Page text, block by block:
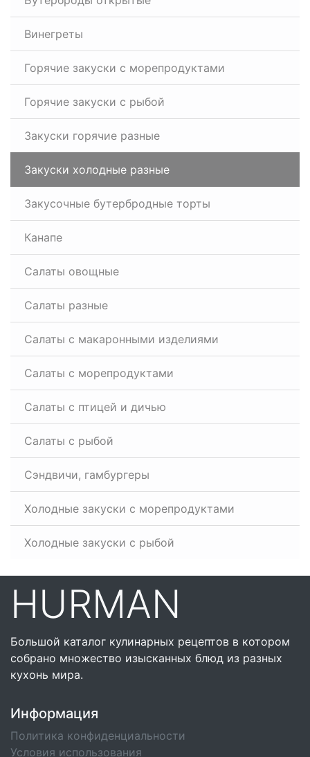
Винегреты
Горячие закуски с морепродуктами
Горячие закуски с рыбой
Закуски горячие разные
Закуски холодные разные
Закусочные бутербродные торты
Канапе
Салаты овощные
Салаты разные
Салаты с макаронными изделиями
Салаты с морепродуктами
Салаты с птицей и дичью
Салаты с рыбой
Сэндвичи, гамбургеры
Холодные закуски с морепродуктами
Холодные закуски с рыбой
HURMAN
Большой каталог кулинарных рецептов в котором
собрано множество изысканных блюд из разных
кухонь мира.
Информация
Политика конфиденциальности
Условия использования